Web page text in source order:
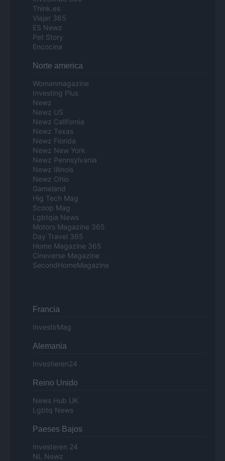
Think.es
Viajar 365
ES Newz
Pet Story
Encocina
Norte america
Womanmagazine
Investing Plus
Newz
Newz US
Newz California
Newz Texas
Newz Florida
Newz New York
Newz Pennsylvania
Newz Illinois
Newz Ohio
Gameland
Hig Tech Mag
Scoop Mag
Lgbtqia News
Motors Magazine 365
Day Travel 365
Home Magazine 365
Cineverse Magazine
SecondHomeMagazine
Francia
InvestirMag
Alemania
Investieren24
Reino Unido
News Hub UK
Lgbtq News
Paeses Bajos
Investeren 24
NL Newz